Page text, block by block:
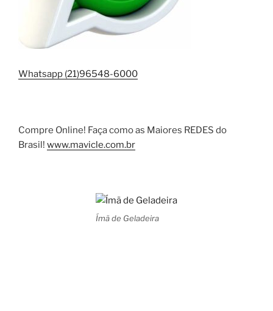
Whatsapp (21)96548-6000
Compre Online! Faça como as Maiores REDES do
Brasil! www.mavicle.com.br
Ímã de Geladeira